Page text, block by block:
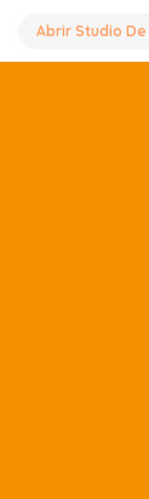
Abrir Studio